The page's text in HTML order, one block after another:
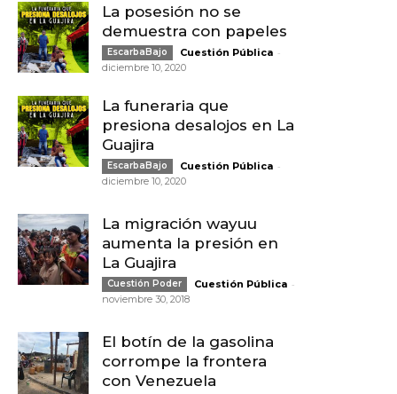
La posesión no se
demuestra con papeles
EscarbaBajo Cuestión Pública -
diciembre 10, 2020
La funeraria que
presiona desalojos en La
Guajira
EscarbaBajo Cuestión Pública -
diciembre 10, 2020
La migración wayuu
aumenta la presión en
La Guajira
Cuestión Poder Cuestión Pública -
noviembre 30, 2018
El botín de la gasolina
corrompe la frontera
con Venezuela